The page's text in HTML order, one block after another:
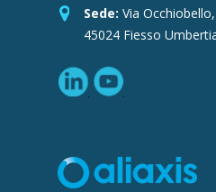
Sede: Via
45024 Fiesso